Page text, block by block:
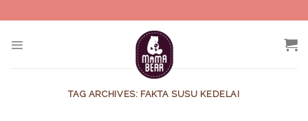
to
TAG ARCHIVES: FAKTA SUSU KEDELAI